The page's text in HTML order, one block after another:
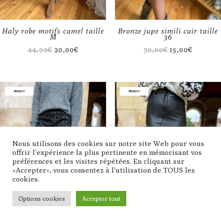
Haly robe motifs camel taille
M
44,99€ Le
était :
44,99€.
20,00€
est :
20,00€.
Bronze jupe simili cuir taille
36
30,00€ Le
était :
30,00€.
15,00€Le
est :
15,00€.
PROMO ! PROMO !
Nous utilisons des cookies sur notre site Web pour vous
offrir l'expérience la plus pertinente en mémorisant vos
préférences et les visites répétées. En cliquant sur
«Accepter», vous consentez à l'utilisation de TOUS les
cookies.
Options cookies Accepter tout